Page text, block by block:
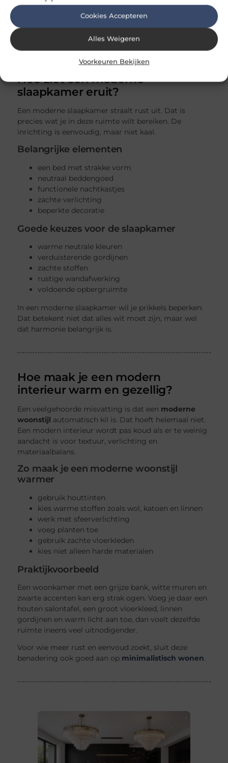
Cookies Accepteren
Alles Weigeren
Voorkeuren Bekijken
ruimte? Dan past onze pagina overkeuken
verbouwendaar goed bij.
Hoe ziet een moderne
slaapkamer eruit?
Een moderne slaapkamer straalt rust uit. Dat is
precies wat je in deze ruimte wilt bereiken. De
inrichting is eenvoudig, maar niet kaal.
Belangrijke elementen
een bed met strakke vorm
neutraal beddengoed
functionele nachtkastjes
zachte verlichting
beperkte decoratie
Goede keuzes voor de slaapkamer
warme neutrale kleuren
verduisterende gordijnen
zachte stoffen
rustige wandafwerking
voldoende opbergruimte
In een moderne slaapkamer wil je prikkels beperken.
Dat betekent niet dat alles wit moet zijn, maar wel
dat harmonie belangrijk is.
Hoe maak je een modern
interieur warm en gezellig?
Een veelgehoorde misvatting is dat een moderne
woonstijl automatisch kil is. Dat hoeft helemaal niet.
Een modern interieur wordt pas koud als er te weinig
aandacht is voor textuur, verlichting en
materiaalbalans.
Zo maak je een moderne woonstijl
warmer
gebruik houttinten
kies warme stoffen zoals wol, katoen en linnen
werk met sfeerverlichting
voeg planten toe
gebruik zachte vloerkleden
kies niet alleen harde materialen
Praktijkvoorbeeld
Een woonkamer met een grijze bank, witte muren en
zwarte accenten kan erg strak ogen. Voeg je daar een
houten salontafel, een groot vloerkleed, linnen
gordijnen en warm licht aan toe, dan voelt dezelfde
ruimte ineens veel uitnodigender.
Voor wie meer rust en eenvoud zoekt, sluit deze
benadering ook goed aan op minimalistisch wonen.